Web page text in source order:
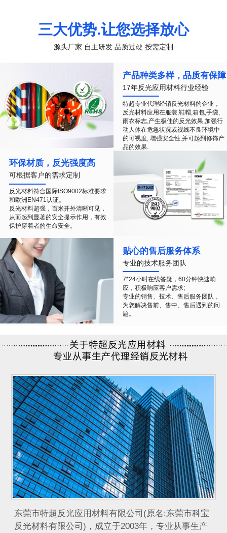
三大优势.让您选择放心
源头厂家 自主研发 品质过硬 按需定制
产品种类多样，品质有保障
17年反光应用材料行业经验
特超专业代理经销反光材料的企业，
反光材料应用在服装,鞋帽,箱包,手袋,
雨衣标志,产生极佳的反光效果,加强行
动人体在危急状况或视线不良环境中
的可视度, 增强安全性,并可起到修饰产
品的效果.
环保材质，反光强度高
可根据客户的需求定制
反光材料符合国际ISO9002标准要求
和欧洲EN471认证。
反光材料超强，百米开外清晰可见，
从而起到显著的安全提示作用，有效
保护穿着者的生命安全。
贴心的售后服务体系
专业的技术服务团队
7*24小时在线答疑，60分钟快速响
应，积极响应客户需求;
专业的销售、技术、售后服务团队，
为您解决售前、售中、售后遇到的问
题。
​ 东莞市特超反光应用材料有限公司(原名:东莞市科宝
反光材料有限公司)，成立于2003年，专业从事生产